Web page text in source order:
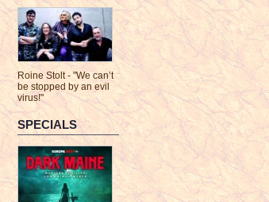
Roine Stolt - "We can’t
be stopped by an evil
virus!"
SPECIALS